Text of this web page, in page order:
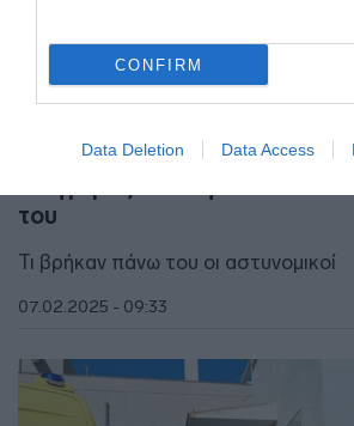
CONFIRM
Data Deletion Data Access
Πανικός στο Ασκληπιείο
του
Τι βρήκαν πάνω του οι αστυνομικοί
07.02.2025 - 09:33